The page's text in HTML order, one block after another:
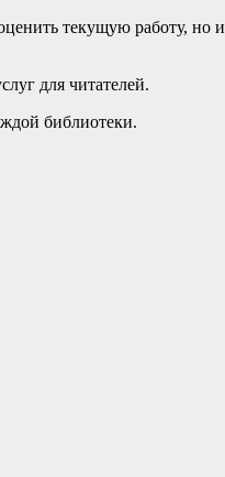
текущую работу, но и
для читателей.
библиотеки.